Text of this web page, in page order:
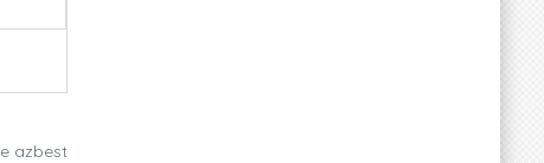
azbest